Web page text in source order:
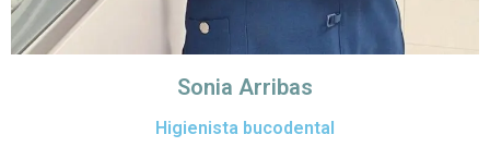
Sonia Arribas
Higienista bucodental